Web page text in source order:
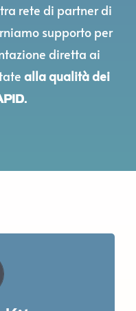
rete di partner di
supporto per
diretta ai
alla qualità dei